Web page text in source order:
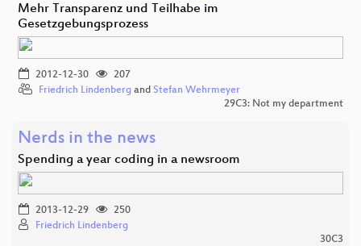
Mehr Transparenz und Teilhabe im
Gesetzgebungsprozess
2012-12-30
207
Friedrich Lindenberg and Stefan Wehrmeyer
29C3: Not my department
Nerds in the news
Spending a year coding in a newsroom
2013-12-29
250
Friedrich Lindenberg
30C3